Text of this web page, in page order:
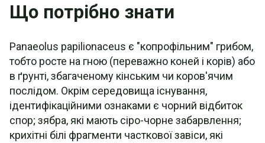
Що потрібно знати
Panaeolus papilionaceus є "копрофільним" грибом,
тобто росте на гною (переважно коней і корів) або
в ґрунті, збагаченому кінським чи коров'ячим
послідом. Окрім середовища існування,
ідентифікаційними ознаками є чорний відбиток
спор; зябра, які мають сіро-чорне забарвлення;
крихітні білі фрагменти часткової завіси, які